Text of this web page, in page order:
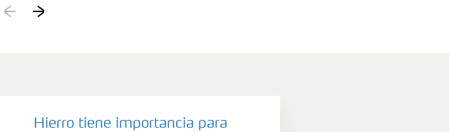
anaranjado. La deficiencia de manganeso también
Hierro tiene importancia para